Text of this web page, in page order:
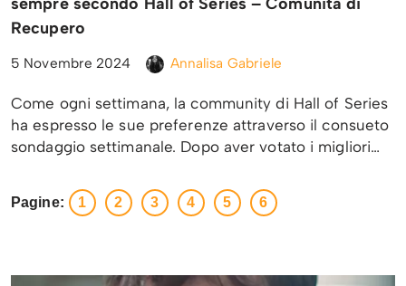
Recupero
5 Novembre 2024 Annalisa Gabriele
Come ogni settimana, la community di Hall of Series
ha espresso le sue preferenze attraverso il consueto
sondaggio settimanale. Dopo aver votato i migliori…
Pagine: 1 2 3 4 5 6